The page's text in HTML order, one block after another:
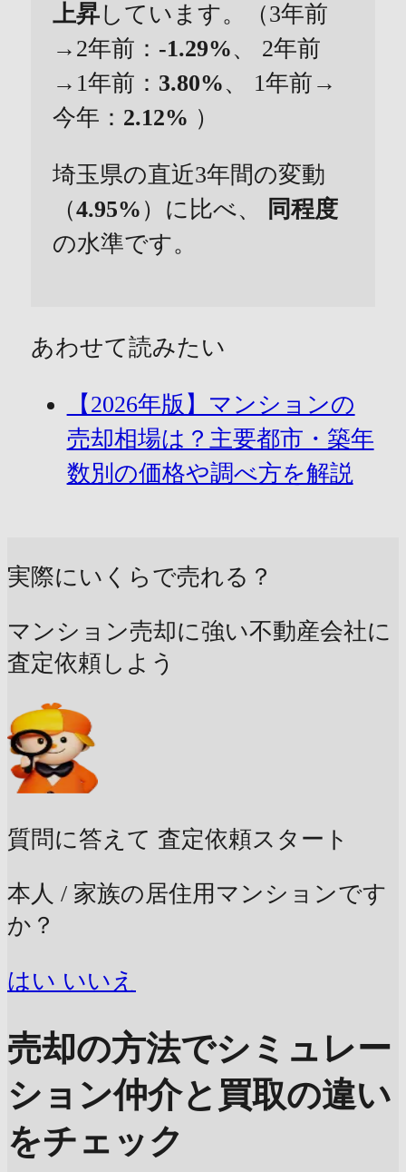
上昇しています。（3年前
→2年前： -1.29%、 2年前
→1年前： 3.80%、 1年前→
今年： 2.12% ）
埼玉県の直近3年間の変動
（4.95% ）に比べ、
同程度
の水準です。
あわせて読みたい
【2026年版】マンションの
売却相場は？主要都市・築年
数別の価格や調べ方を解説
実際にいくらで売れる？
マンション売却に強い不動産会社に
査定依頼しよう
質問に答えて 査定依頼スタート
本人 / 家族の居住用マンションです
か？
はい いいえ
売却の方法でシミュレー
ション仲介と買取の違い
をチェック